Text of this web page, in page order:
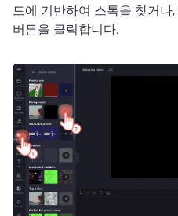
드에 기반하여 스톡을 찾거
버튼을 클릭합니다.